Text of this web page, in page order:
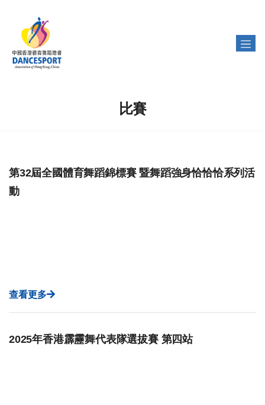
比賽
第32屆全國體育舞蹈錦標賽 暨舞蹈強身恰恰恰系列活
動
查看更多
2025年香港霹靂舞代表隊選拔賽 第四站